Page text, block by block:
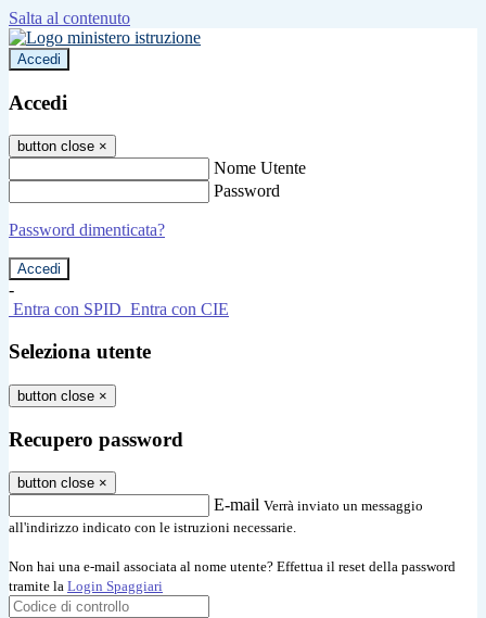
Salta al contenuto
Accedi
Accedi
button close ×
Nome Utente
Password
Password dimenticata?
-
Entra con SPID Entra con CIE
Seleziona utente
button close ×
Recupero password
button close ×
E-mail Verrà inviato un messaggio
all'indirizzo indicato con le istruzioni necessarie.
Non hai una e-mail associata al nome utente? Effettua il reset della password
tramite la Login Spaggiari